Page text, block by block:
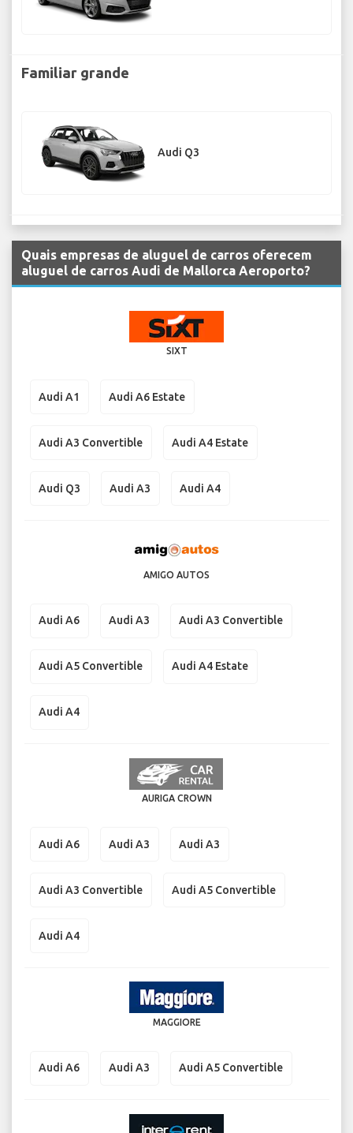
Familiar grande
Audi Q3
Quais empresas de aluguel de carros oferecem
aluguel de carros Audi de Mallorca Aeroporto?
SIXT
Audi A1 Audi A6 Estate
Audi A3 Convertible Audi A4 Estate
Audi Q3 Audi A3 Audi A4
AMIGO AUTOS
Audi A6 Audi A3 Audi A3 Convertible
Audi A5 Convertible Audi A4 Estate
Audi A4
AURIGA CROWN
Audi A6 Audi A3 Audi A3
Audi A3 Convertible Audi A5 Convertible
Audi A4
MAGGIORE
Audi A6 Audi A3 Audi A5 Convertible